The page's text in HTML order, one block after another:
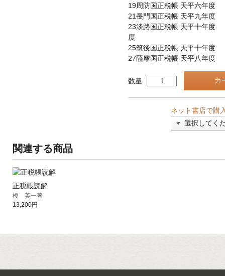
19周防国正税帳 天平六年
21長門国正税帳 天平九年度
23淡路国正税帳 天平十年度
度
25筑後国正税帳 天平十年度
27薩摩国正税帳 天平八年度
数量
ネット書店で購
関連する商品
正税帳読解
榎 英一著
13,200円